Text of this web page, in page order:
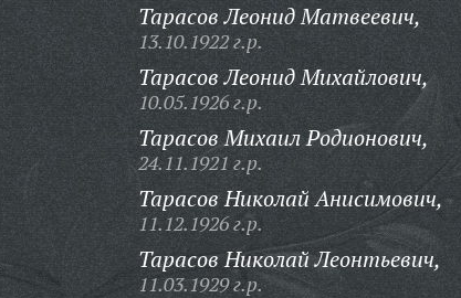
Тарасов Леонид Матвеевич,
13.10.1922 г.р.
Тарасов Леонид Михайлович,
10.05.1926 г.р.
Тарасов Михаил Родионович,
24.11.1921 г.р.
Тарасов Николай Анисимович,
11.12.1926 г.р.
Тарасов Николай Леонтьевич,
11.03.1929 г.р.